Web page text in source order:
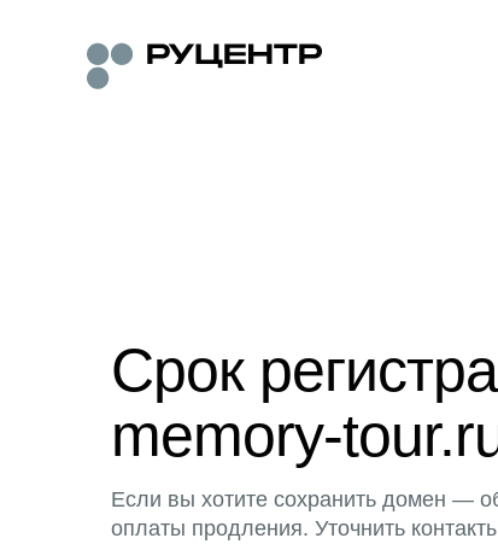
Срок
memory-
Если вы хотите сохранить домен —
оплаты продления. Уточнить